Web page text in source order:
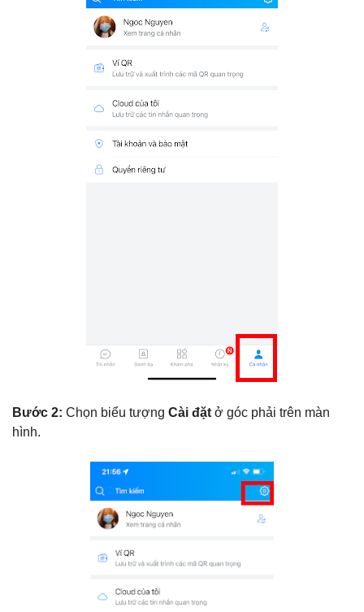
Bước 2: Chọn biểu tượng Cài đặt ở góc phải trên màn
hình.